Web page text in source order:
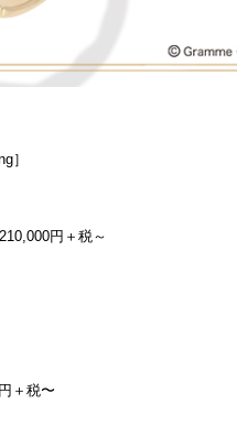
］
円＋税～
＋税〜